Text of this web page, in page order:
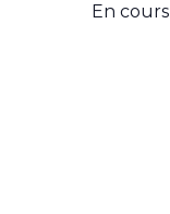
En cours